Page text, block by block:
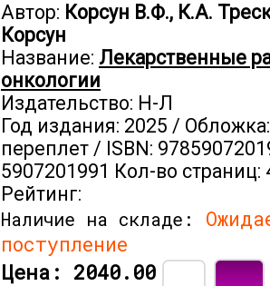
Автор: Корсун В.Ф., К.А.
Корсун
Название: Лекарственные
онкологии
Издательство: Н-Л
Год издания: 2025 /
переплет / ISBN:
5907201991 Кол-во страниц:
Рейтинг:
Наличие на складе:
поступление
Цена: 2040.00